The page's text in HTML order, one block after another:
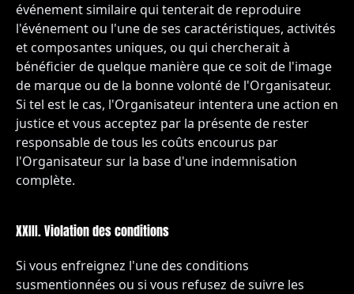
événement similaire qui tenterait de reproduire
l'événement ou l'une de ses caractéristiques, activités
et composantes uniques, ou qui chercherait à
bénéficier de quelque manière que ce soit de l'image
de marque ou de la bonne volonté de l'Organisateur.
Si tel est le cas, l'Organisateur intentera une action en
justice et vous acceptez par la présente de rester
responsable de tous les coûts encourus par
l'Organisateur sur la base d'une indemnisation
complète.
XXIII. Violation des conditions
Si vous enfreignez l'une des conditions
susmentionnées ou si vous refusez de suivre les